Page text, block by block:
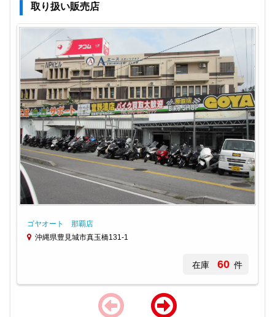
取り扱い販売店
ゴヤオート 那覇店
沖縄県豊見城市真玉橋131-1
在庫 60 件